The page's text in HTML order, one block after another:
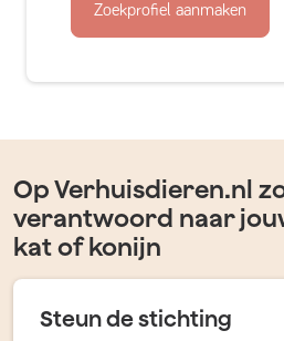
Zoekprofiel aanmaken
Op Verhuisdieren.nl
verantwoord naar
kat of konijn
Steun de stichting